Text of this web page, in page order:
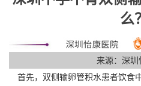
么？
来源：深圳
首先，双侧输卵管积水患者饮食